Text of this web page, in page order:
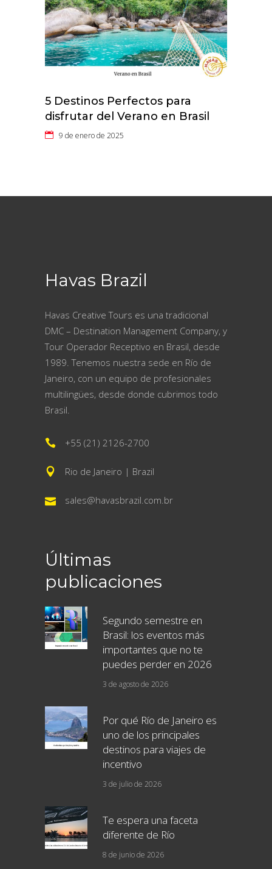
5 Destinos Perfectos para
disfrutar del Verano en Brasil
9 de enero de 2025
Havas Brazil
Havas Creative Tours es una tradicional
DMC – Destination Management Company, y
Tour Operador Receptivo en Brasil, desde
1989. Tenemos nuestra sede en Río de
Janeiro, con un equipo de profesionales
multilingües, desde donde cubrimos todo
Brasil.
+55 (21) 2126-2700
Rio de Janeiro | Brazil
sales@havasbrazil.com.br
Últimas
publicaciones
Segundo semestre en
Brasil: los eventos más
importantes que no te
puedes perder en 2026
3 de agosto de 2026
Por qué Río de Janeiro es
uno de los principales
destinos para viajes de
incentivo
3 de julio de 2026
Te espera una faceta
diferente de Río
8 de junio de 2026